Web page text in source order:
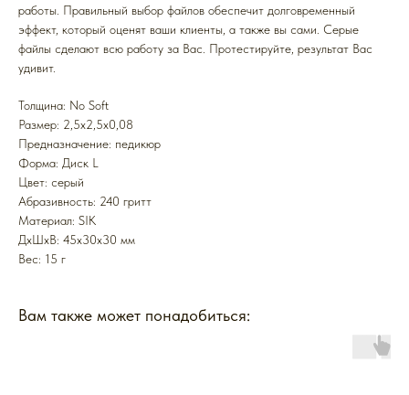
работы. Правильный выбор файлов обеспечит долговременный
эффект, который оценят ваши клиенты, а также вы сами. Серые
файлы сделают всю работу за Вас. Протестируйте, результат Вас
удивит.
Толщина: No Soft
Размер: 2,5x2,5x0,08
Предназначение: педикюр
Форма: Диск L
Цвет: серый
Абразивность: 240 гритт
Mатериал: SIK
ДxШxВ: 45x30x30 мм
Вес: 15 г
Вам также может понадобиться: